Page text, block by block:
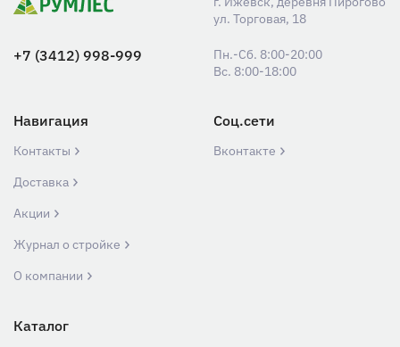
ул. Торговая, 18
+7 (3412) 998-999
Пн.-Сб. 8:00-20:00
Вс. 8:00-18:00
Навигация
Контакты
Доставка
Акции
Журнал о стройке
О компании
Соц.сети
Вконтакте
Каталог